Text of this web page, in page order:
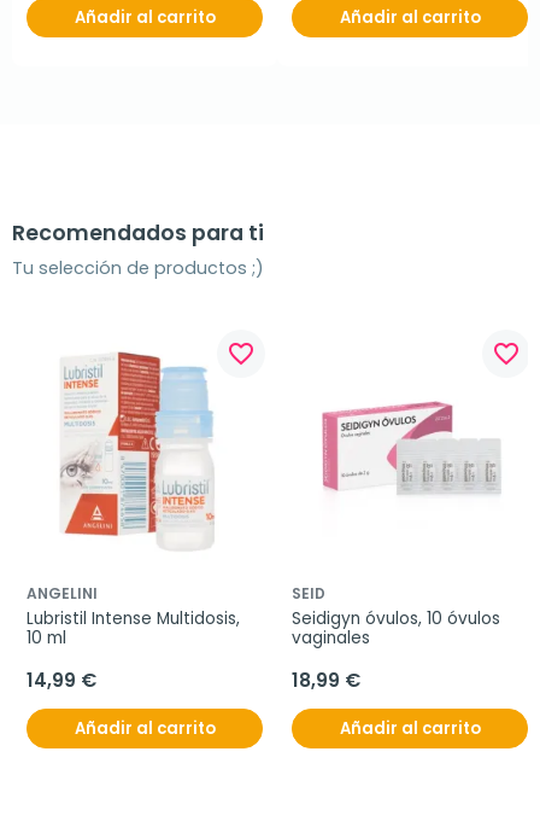
Añadir al carrito Añadir al carrito
Recomendados para ti
Tu selección de productos ;)
favorite_border
ANGELINI
Lubristil Intense Multidosis,
10 ml
14,99 €
Añadir al carrito
favorite_border
SEID
Seidigyn óvulos, 10 óvulos
vaginales
18,99 €
Añadir al carrito